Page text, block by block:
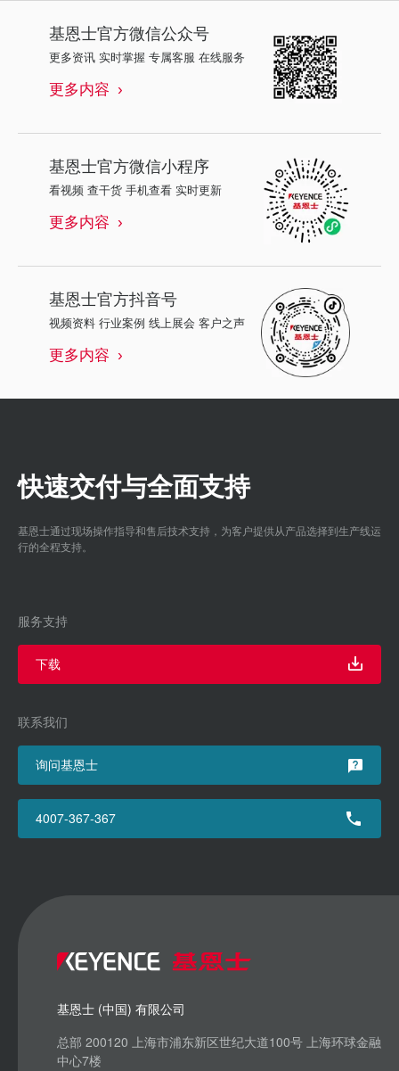
基恩士官方微信公众号
更多资讯 实时掌握 专属客服 在线服务
更多内容
基恩士官方微信小程序
看视频 查干货 手机查看 实时更新
更多内容
基恩士官方抖音号
视频资料 行业案例 线上展会 客户之声
更多内容
快速交付与全面支持
基恩士通过现场操作指导和售后技术支持，为客户提供从产品选择到生产线运
行的全程支持。
服务支持
下载
联系我们
询问基恩士
4007-367-367
基恩士 (中国) 有限公司
总部 200120 上海市浦东新区世纪大道100号 上海环球金融
中心7楼